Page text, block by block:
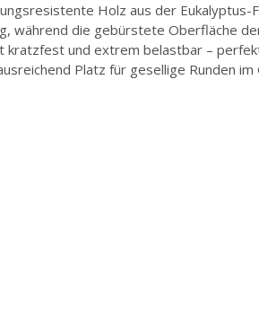
Holz aus der Eukalyptus-
während die gebürstete Oberfläche
kratzfest und extrem belastbar –
Platz für gesellige Runden